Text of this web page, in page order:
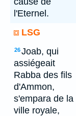
l'Eternel.
LSG
26Joab, qui
assiégeait
Rabba des fils
d'Ammon,
s'empara de la
ville royale,